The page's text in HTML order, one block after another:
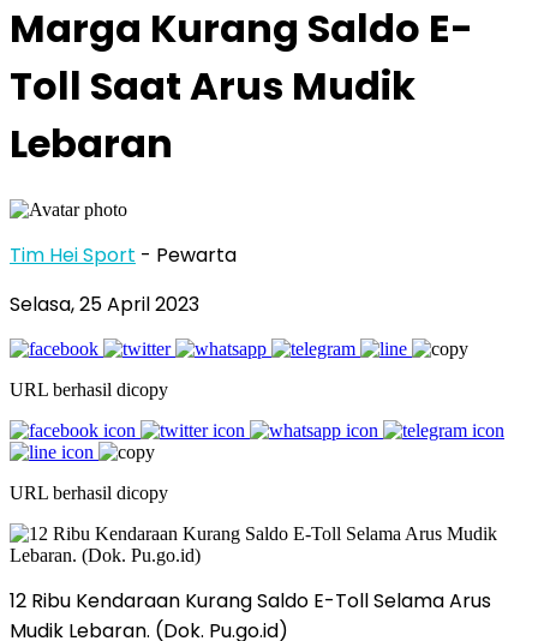
Marga Kurang Saldo E-
Toll Saat Arus Mudik
Lebaran
Tim Hei Sport - Pewarta
Selasa, 25 April 2023
URL berhasil dicopy
URL berhasil dicopy
12 Ribu Kendaraan Kurang Saldo E-Toll Selama Arus
Mudik Lebaran. (Dok. Pu.go.id)